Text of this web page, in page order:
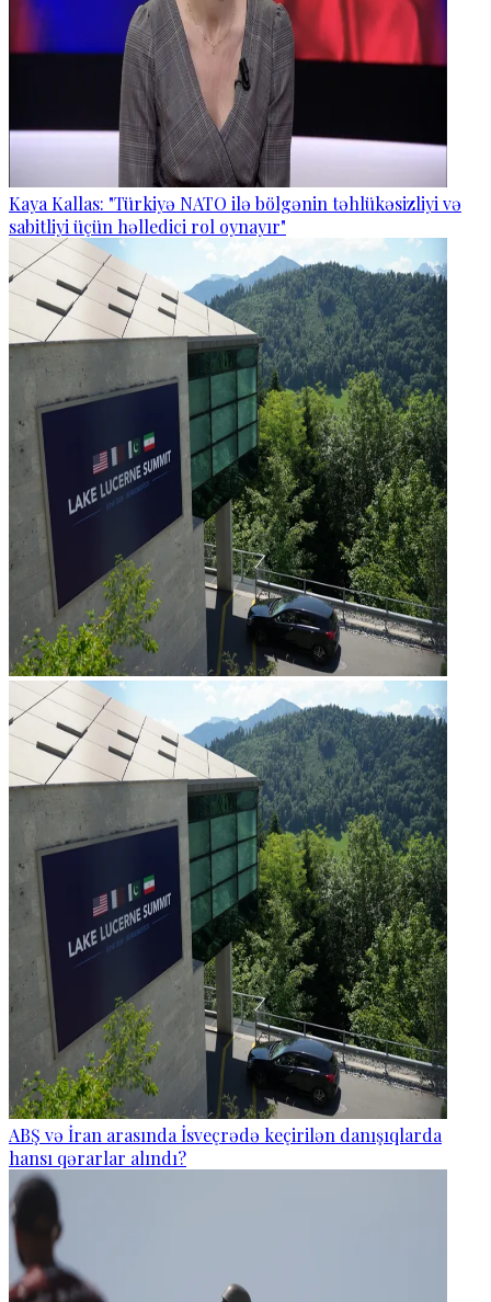
Kaya Kallas: "Türkiyə NATO ilə bölgənin təhlükəsizliyi və
sabitliyi üçün həlledici rol oynayır"
ABŞ və İran arasında İsveçrədə keçirilən danışıqlarda
hansı qərarlar alındı?